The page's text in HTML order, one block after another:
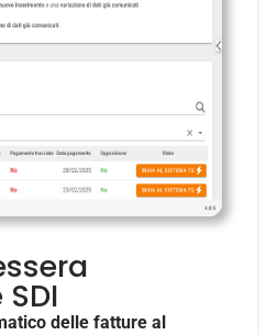
delle fatture al